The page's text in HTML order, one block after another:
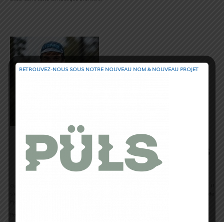
Puis avec des entrainements dans
la nature
RETROUVEZ-NOUS SOUS NOTRE NOUVEAU NOM & NOUVEAU PROJET